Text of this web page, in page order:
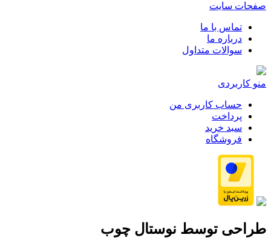
صفحات سایت
تماس با ما
درباره ما
سوالات متداول
منو کاربردی
حساب کاربری من
پرداخت
سبد خرید
فروشگاه
طراحی توسط نوستال چوب